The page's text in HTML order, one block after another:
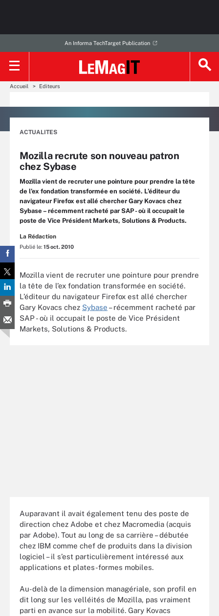
An Informa TechTarget Publication
Accueil Editeurs
ACTUALITES
Mozilla recrute son nouveau patron
chez Sybase
Mozilla vient de recruter une pointure pour prendre la tête
de l’ex fondation transformée en société. L’éditeur du
navigateur Firefox est allé chercher Gary Kovacs chez
Sybase – récemment racheté par SAP - où il occupait le
poste de Vice Président Markets, Solutions & Products.
La Rédaction
Publié le: 15 oct. 2010
Mozilla vient de recruter une pointure pour prendre
la tête de l’ex fondation transformée en société.
L’éditeur du navigateur Firefox est allé chercher
Gary Kovacs chez Sybase – récemment racheté par
SAP - où il occupait le poste de Vice Président
Markets, Solutions & Products.
Auparavant il avait également tenu des poste de
direction chez Adobe et chez Macromedia (acquis
par Adobe). Tout au long de sa carrière – débutée
chez IBM comme chef de produits dans la division
logiciel – il s’est particulièrement intéressé aux
applications et plates-formes mobiles.
Au-delà de la dimension managériale, son profil en
dit long sur les velléités de Mozilla, pas vraiment
parti en avance sur la mobilité. Gary Kovacs